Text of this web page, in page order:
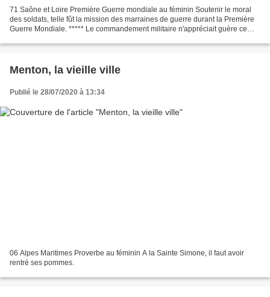
71 Saône et Loire Première Guerre mondiale au féminin Soutenir le moral
des soldats, telle fût la mission des marraines de guerre durant la Première
Guerre Mondiale. ***** Le commandement militaire n'appréciait guère ce
Menton, la vieille ville
Publié le 28/07/2020 à 13:34
06 Alpes Maritimes Proverbe au féminin A la Sainte Simone, il faut avoir
rentré ses pommes.